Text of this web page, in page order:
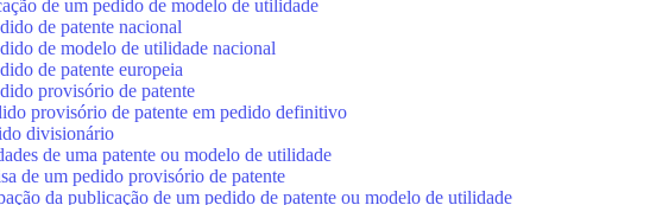
de um pedido de modelo de utilidade
de patente nacional
de modelo de utilidade nacional
de patente europeia
provisório de patente
provisório de patente em pedido definitivo
divisionário
de uma patente ou modelo de utilidade
de um pedido provisório de patente
da publicação de um pedido de patente ou modelo de utilidade